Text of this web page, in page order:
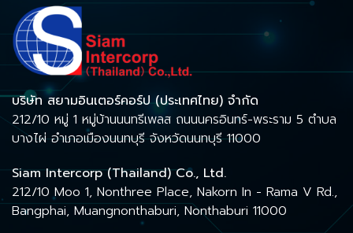
บริษัท สยามอินเตอร์คอร์ป (ประเทศไทย) จำกัด
212/10 หมู่ 1 หมู่บ้านนนทรีเพลส ถนนนครอินทร์-พระราม 5 ตำบล
บางไผ่ อำเภอเมืองนนทบุรี จังหวัดนนทบุรี 11000
Siam Intercorp (Thailand) Co., Ltd.
212/10 Moo 1, Nonthree Place, Nakorn In - Rama V Rd.,
Bangphai, Muangnonthaburi, Nonthaburi 11000